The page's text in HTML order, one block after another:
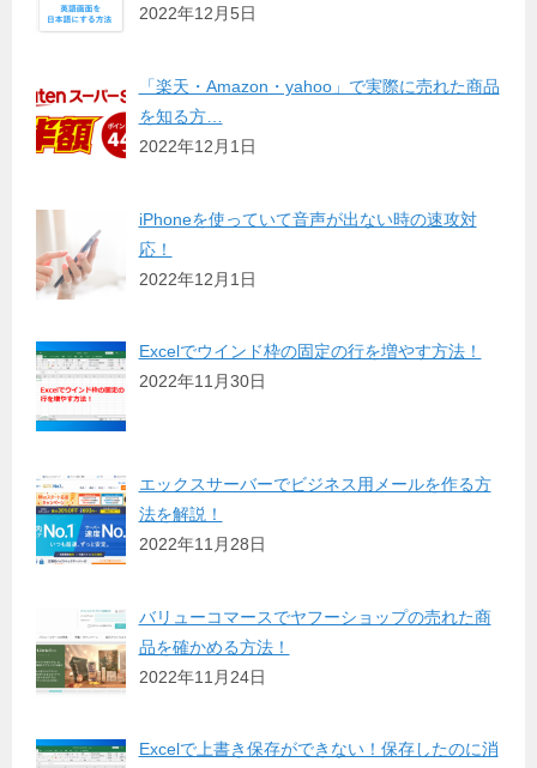
2022年12月5日
「楽天・Amazon・yahoo」で実際に売れた商品
を知る方…
2022年12月1日
iPhoneを使っていて音声が出ない時の速攻対
応！
2022年12月1日
Excelでウインド枠の固定の行を増やす方法！
2022年11月30日
エックスサーバーでビジネス用メールを作る方
法を解説！
2022年11月28日
バリューコマースでヤフーショップの売れた商
品を確かめる方法！
2022年11月24日
Excelで上書き保存ができない！保存したのに消